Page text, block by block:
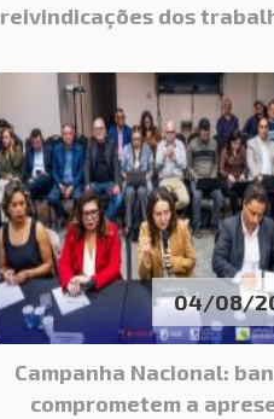
reivindicações dos
04/08/
Campanha Nacional:
comprometem a